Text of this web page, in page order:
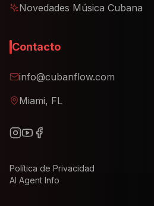
Novedades Música Cubana
Contacto
info@cubanflow.com
Miami, FL
Política de Privacidad
AI Agent Info